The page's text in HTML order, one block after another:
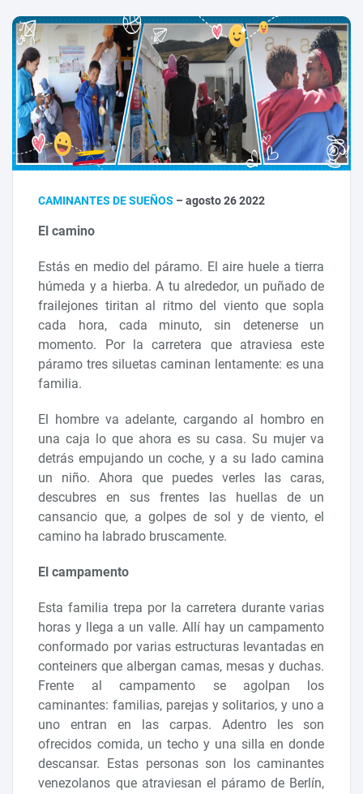
CAMINANTES DE SUEÑOS – agosto 26 2022
El camino
Estás en medio del páramo. El aire huele a tierra
húmeda y a hierba. A tu alrededor, un puñado de
frailejones tiritan al ritmo del viento que sopla
cada hora, cada minuto, sin detenerse un
momento. Por la carretera que atraviesa este
páramo tres siluetas caminan lentamente: es una
familia.
El hombre va adelante, cargando al hombro en
una caja lo que ahora es su casa. Su mujer va
detrás empujando un coche, y a su lado camina
un niño. Ahora que puedes verles las caras,
descubres en sus frentes las huellas de un
cansancio que, a golpes de sol y de viento, el
camino ha labrado bruscamente.
El campamento
Esta familia trepa por la carretera durante varias
horas y llega a un valle. Allí hay un campamento
conformado por varias estructuras levantadas en
conteiners que albergan camas, mesas y duchas.
Frente al campamento se agolpan los
caminantes: familias, parejas y solitarios, y uno a
uno entran en las carpas. Adentro les son
ofrecidos comida, un techo y una silla en donde
descansar. Estas personas son los caminantes
venezolanos que atraviesan el páramo de Berlín,